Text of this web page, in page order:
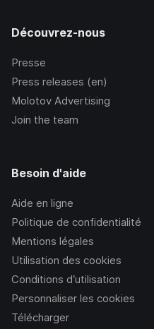
Découvrez-nous
Presse
Press releases (en)
Molotov Advertising
Join the team
Besoin d'aide
Aide en ligne
Politique de confidentialité
Mentions légales
Utilisation des cookies
Conditions d’utilisation
Personnaliser les cookies
Télécharger